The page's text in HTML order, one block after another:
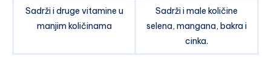
Sadrži i druge vitamine u
manjim količinama
Sadrži i male količine
selena, mangana, bakra i
cinka.